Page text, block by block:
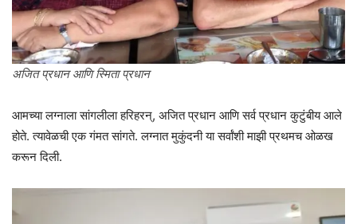
अजित प्रधान आणि स्मिता प्रधान
आमच्या लग्नाला सांगलीला हरिहरन्, अजित प्रधान आणि सर्व प्रधान कुटुंबीय आले
होते. त्यावेळची एक गंमत सांगते. लग्नात मुकुंदनी या सर्वांशी माझी प्रथमच ओळख
करून दिली.